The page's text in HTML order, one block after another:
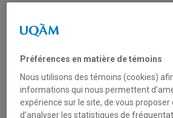
justice sociale et des politiques
de l’Université du Québec à Montréal, la
urbain s’inscrit dans le Programme des
Canada, stratégie nationale mise en
Préférences en matière de témoins
Nous utilisons des témoins (cookies)
informations qui nous permettent
expérience sur le site, de vous proposer
d’analyser les statistiques de